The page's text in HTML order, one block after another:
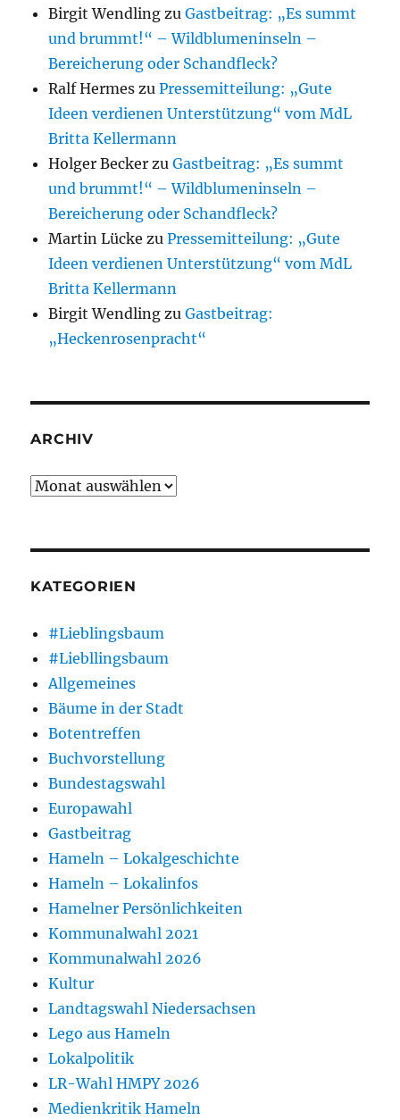
Birgit Wendling zuGastbeitrag: „Es summt
und brummt!“ – Wildblumeninseln –
Bereicherung oder Schandfleck?
Ralf Hermes zuPressemitteilung: „Gute
Ideen verdienen Unterstützung“ vom MdL
Britta Kellermann
Holger Becker zuGastbeitrag: „Es summt
und brummt!“ – Wildblumeninseln –
Bereicherung oder Schandfleck?
Martin Lücke zuPressemitteilung: „Gute
Ideen verdienen Unterstützung“ vom MdL
Britta Kellermann
Birgit Wendling zuGastbeitrag:
„Heckenrosenpracht“
ARCHIV
Archiv
KATEGORIEN
#Lieblingsbaum
#Liebllingsbaum
Allgemeines
Bäume in der Stadt
Botentreffen
Buchvorstellung
Bundestagswahl
Europawahl
Gastbeitrag
Hameln – Lokalgeschichte
Hameln – Lokalinfos
Hamelner Persönlichkeiten
Kommunalwahl 2021
Kommunalwahl 2026
Kultur
Landtagswahl Niedersachsen
Lego aus Hameln
Lokalpolitik
LR-Wahl HMPY 2026
Medienkritik Hameln